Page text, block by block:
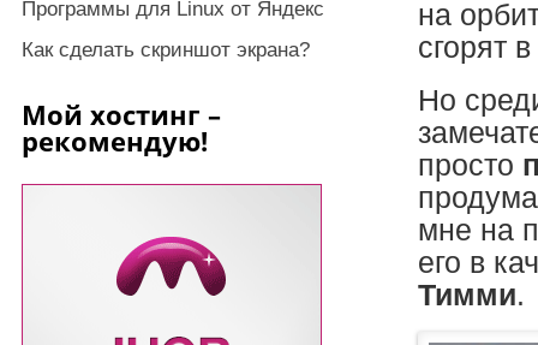
на
сгорят
Но
просто
мне на
его в
Тимми.
Программы для Linux от Яндекс
Как сделать скриншот экрана?
Мой хостинг –
рекомендую!